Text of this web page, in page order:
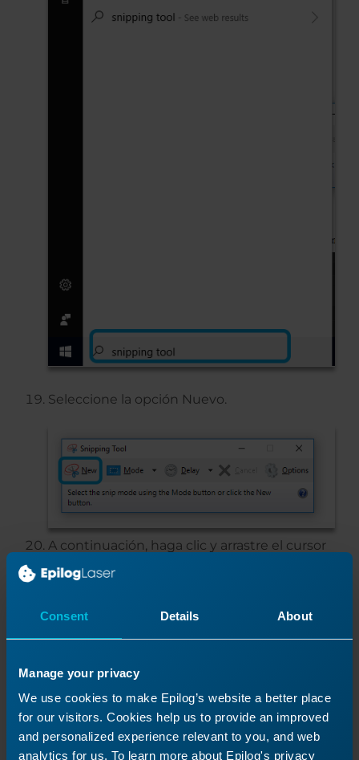
Consent Details About
Manage your privacy
We use cookies to make Epilog’s website a better place
for our visitors. Cookies help us to provide an improved
and personalized experience relevant to you, and web
analytics for us. To learn more about Epilog's privacy
Seleccione la opción Nuevo.
A continuación, haga clic y arrastre el cursor
sobre la parte superior de la sección del
mapa en la pantalla para crear una captura